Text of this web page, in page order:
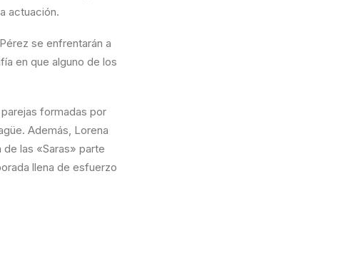
actuación.
se enfrentarán a
en que alguno de los
formadas por
Además, Lorena
las «Saras» parte
llena de esfuerzo